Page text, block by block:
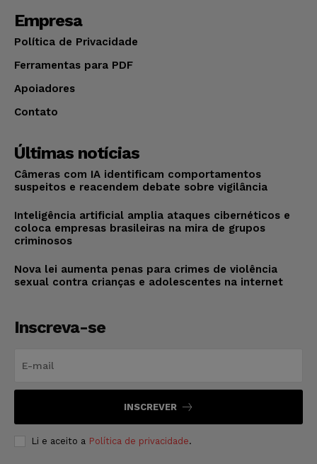
Empresa
Política de Privacidade
Ferramentas para PDF
Apoiadores
Contato
Últimas notícias
Câmeras com IA identificam comportamentos
suspeitos e reacendem debate sobre vigilância
Inteligência artificial amplia ataques cibernéticos e
coloca empresas brasileiras na mira de grupos
criminosos
Nova lei aumenta penas para crimes de violência
sexual contra crianças e adolescentes na internet
Inscreva-se
INSCREVER
Li e aceito a Política de privacidade.